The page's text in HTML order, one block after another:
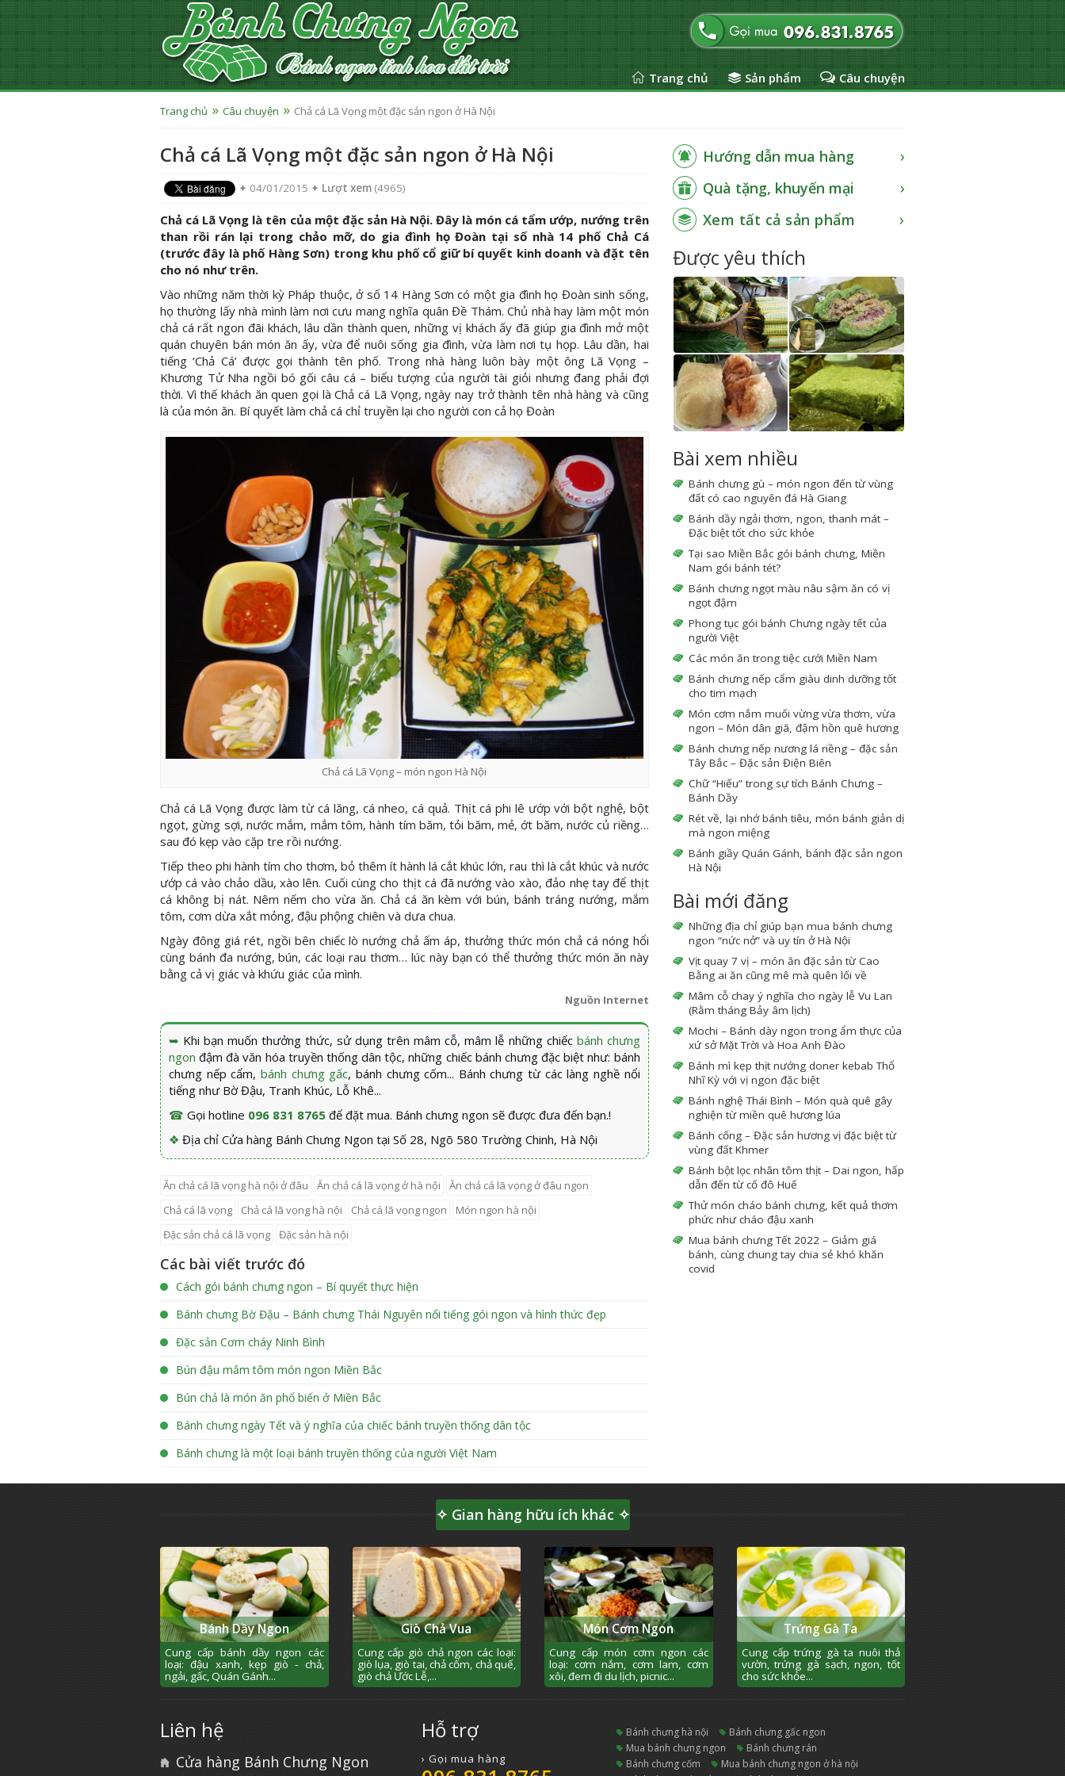
Trang chủ Sản phẩm Câu chuyện
Trang chủ Câu chuyện Chả cá Lã Vọng một đặc sản ngon ở Hà Nội
Chả cá Lã Vọng một đặc sản ngon ở Hà Nội
✦ 04/01/2015 ✦ Lượt xem (4965)
Chả cá Lã Vọng là tên của một đặc sản Hà Nội. Đây là món cá tẩm ướp, nướng trên
than rồi rán lại trong chảo mỡ, do gia đình họ Đoàn tại số nhà 14 phố Chả Cá
(trước đây là phố Hàng Sơn) trong khu phố cổ giữ bí quyết kinh doanh và đặt tên
cho nó như trên.
Vào những năm thời kỳ Pháp thuộc, ở số 14 Hàng Sơn có một gia đình họ Đoàn sinh sống,
họ thường lấy nhà mình làm nơi cưu mang nghĩa quân Đề Thám. Chủ nhà hay làm một món
chả cá rất ngon đãi khách, lâu dần thành quen, những vị khách ấy đã giúp gia đình mở một
quán chuyên bán món ăn ấy, vừa để nuôi sống gia đình, vừa làm nơi tụ họp. Lâu dần, hai
tiếng ‘Chả Cá’ được gọi thành tên phố. Trong nhà hàng luôn bày một ông Lã Vọng –
Khương Tử Nha ngồi bó gối câu cá – biểu tượng của người tài giỏi nhưng đang phải đợi
thời. Vì thế khách ăn quen gọi là Chả cá Lã Vọng, ngày nay trở thành tên nhà hàng và cũng
là của món ăn. Bí quyết làm chả cá chỉ truyền lại cho người con cả họ Đoàn
Chả cá Lã Vọng – món ngon Hà Nội
Chả cá Lã Vọng được làm từ cá lăng, cá nheo, cá quả. Thịt cá phi lê ướp với bột nghệ, bột
ngọt, gừng sợi, nước mắm, mắm tôm, hành tím băm, tỏi băm, mẻ, ớt băm, nước củ riềng…
sau đó kẹp vào cặp tre rồi nướng.
Tiếp theo phi hành tím cho thơm, bỏ thêm ít hành lá cắt khúc lớn, rau thì là cắt khúc và nước
ướp cá vào chảo dầu, xào lên. Cuối cùng cho thịt cá đã nướng vào xào, đảo nhẹ tay để thịt
cá không bị nát. Nêm nếm cho vừa ăn. Chả cá ăn kèm với bún, bánh tráng nướng, mắm
tôm, cơm dừa xắt mỏng, đậu phộng chiên và dưa chua.
Ngày đông giá rét, ngồi bên chiếc lò nướng chả ấm áp, thưởng thức món chả cá nóng hổi
cùng bánh đa nướng, bún, các loại rau thơm… lúc này bạn có thể thưởng thức món ăn này
bằng cả vị giác và khứu giác của mình.
Nguồn Internet
➥ Khi bạn muốn thưởng thức, sử dụng trên mâm cỗ, mâm lễ những chiếc bánh chưng
ngon đậm đà văn hóa truyền thống dân tộc, những chiếc bánh chưng đặc biệt như: bánh
chưng nếp cẩm, bánh chưng gấc, bánh chưng cốm... Bánh chưng từ các làng nghề nổi
tiếng như Bờ Đậu, Tranh Khúc, Lỗ Khê...
☎ Gọi hotline 096 831 8765 để đặt mua. Bánh chưng ngon sẽ được đưa đến bạn.!
❖ Địa chỉ Cửa hàng Bánh Chưng Ngon tại Số 28, Ngõ 580 Trường Chinh, Hà Nội
ăn chả cá lã vọng hà nội ở đâu ăn chả cá lã vọng ở hà nội
ăn chả cá lã vọng ở đâu ngon
chả cá lã vọng
chả cá lã vọng hà nội chả cá lã vọng ngon
món ngon hà nội
đặc sản chả cá lã vọng
đặc sản hà nội
Các bài viết trước đó
Cách gói bánh chưng ngon – Bí quyết thực hiện
Bánh chưng Bờ Đậu – Bánh chưng Thái Nguyên nổi tiếng gói ngon và hình thức đẹp
Đặc sản Cơm cháy Ninh Bình
Bún đậu mắm tôm món ngon Miền Bắc
Bún chả là món ăn phổ biến ở Miền Bắc
Bánh chưng ngày Tết và ý nghĩa của chiếc bánh truyền thống dân tộc
Bánh chưng là một loại bánh truyền thống của người Việt Nam
Hướng dẫn mua hàng
Quà tặng, khuyến mại
Xem tất cả sản phẩm
Được yêu thích
Bài xem nhiều
Bánh chưng gù – món ngon đến từ vùng
đất có cao nguyên đá Hà Giang
Bánh dầy ngải thơm, ngon, thanh mát –
Đặc biệt tốt cho sức khỏe
Tại sao Miền Bắc gói bánh chưng, Miền
Nam gói bánh tét?
Bánh chưng ngọt màu nâu sậm ăn có vị
ngọt đậm
Phong tục gói bánh Chưng ngày tết của
người Việt
Các món ăn trong tiệc cưới Miền Nam
Bánh chưng nếp cẩm giàu dinh dưỡng tốt
cho tim mạch
Món cơm nắm muối vừng vừa thơm, vừa
ngon – Món dân giã, đậm hồn quê hương
Bánh chưng nếp nương lá riềng – đặc sản
Tây Bắc – Đặc sản Điện Biên
Chữ “Hiếu” trong sự tích Bánh Chưng –
Bánh Dầy
Rét về, lại nhớ bánh tiêu, món bánh giản dị
mà ngon miệng
Bánh giầy Quán Gánh, bánh đặc sản ngon
Hà Nội
Bài mới đăng
Những địa chỉ giúp bạn mua bánh chưng
ngon “nức nở” và uy tín ở Hà Nội
Vịt quay 7 vị – món ăn đặc sản từ Cao
Bằng ai ăn cũng mê mà quên lối về
Mâm cỗ chay ý nghĩa cho ngày lễ Vu Lan
(Rằm tháng Bảy âm lịch)
Mochi – Bánh dày ngon trong ẩm thực của
xứ sở Mặt Trời và Hoa Anh Đào
Bánh mì kẹp thịt nướng doner kebab Thổ
Nhĩ Kỳ với vị ngon đặc biệt
Bánh nghệ Thái Bình – Món quà quê gây
nghiện từ miền quê hương lúa
Bánh cống – Đặc sản hương vị đặc biệt từ
vùng đất Khmer
Bánh bột lọc nhân tôm thịt – Dai ngon, hấp
dẫn đến từ cố đô Huế
Thử món cháo bánh chưng, kết quả thơm
phức như cháo đậu xanh
Mua bánh chưng Tết 2022 – Giảm giá
bánh, cùng chung tay chia sẻ khó khăn
covid
✧ Gian hàng hữu ích khác ✧
Bánh Dầy Ngon
Cung cấp bánh dầy ngon các
loại: đậu xanh, kẹp giò - chả,
ngải, gấc, Quán Gánh...
Giò Chả Vua
Cung cấp giò chả ngon các loại:
giò lụa, giò tai, chả cốm, chả quế,
giò chả Ước Lễ,...
Món Cơm Ngon
Cung cấp món cơm ngon các
loại: cơm nắm, cơm lam, cơm
xôi, đem đi du lịch, picnic...
Trứng Gà Ta
Cung cấp trứng gà ta nuôi thả
vườn, trứng gà sạch, ngon, tốt
cho sức khỏe...
bánh chưng hà nội
bánh chưng gấc ngon
mua bánh chưng ngon
bánh chưng rán
bánh chưng cốm
mua bánh chưng ngon ở hà nội
Hỗ trợ
› Gọi mua hàng
Liên hệ
Cửa hàng Bánh Chưng Ngon